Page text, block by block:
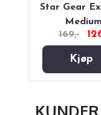
Star Gear
Medium
169,-
Kjøp